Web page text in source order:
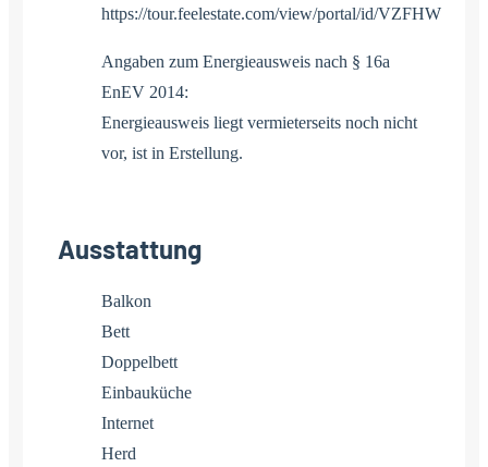
https://tour.feelestate.com/view/portal/id/VZFHW
Angaben zum Energieausweis nach § 16a
EnEV 2014:
Energieausweis liegt vermieterseits noch nicht
vor, ist in Erstellung.
Ausstattung
Balkon
Bett
Doppelbett
Einbauküche
Internet
Herd